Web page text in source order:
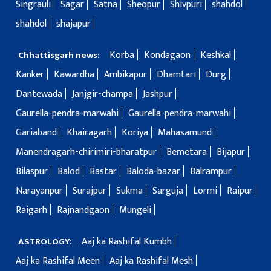
Singrauli Sagar Satna Sheopur Shivpuri shahdol
shahdol shajapur
Chhattisgarh news: Korba Kondagaon
Keshkal
Kanker
Kawardha Ambikapur Dhamtari
Durg
Dantewada Janjgir-champa Jashpur
Gaurella-pendra-marwahi Gaurella-pendra-marwahi
Gariaband
Khairagarh Koriya
Mahasamund
Manendragarh-chirimiri-bharatpur
Bemetara
Bijapur
Bilaspur
Balod Bastar Baloda-bazar
Balrampur
Narayanpur Surajpur Sukma Sarguja Lormi
Raipur
Raigarh
Rajnandgaon Mungeli
ASTROLOGY:
Aaj ka Rashifal Kumbh
Aaj ka Rashifal Meen Aaj ka Rashifal Mesh